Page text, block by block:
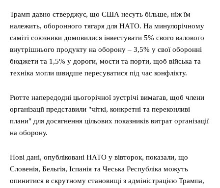
Трамп давно стверджує, що США несуть більше, ніж їм
належить, оборонного тягаря для НАТО. На минулорічному
саміті союзники домовилися інвестувати 5% свого валового
внутрішнього продукту на оборону – 3,5% у свої оборонні
бюджети та 1,5% у дороги, мости та порти, щоб війська та
техніка могли швидше пересуватися під час конфлікту.
Рютте напередодні цьогорічної зустрічі вимагав, щоб члени
організації представили "чіткі, конкретні та переконливі
плани" для досягнення цільових показників витрат організації
на оборону.
Нові дані, опубліковані НАТО у вівторок, показали, що
Словенія, Бельгія, Іспанія та Чеська Республіка можуть
опинитися в скрутному становищі з адміністрацією Трампа,